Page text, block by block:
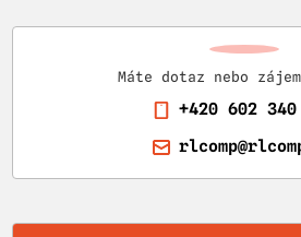
Máte dotaz nebo
+420 602